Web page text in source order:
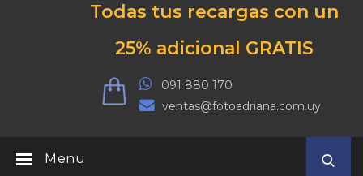
Todas tus recargas con un
25% adicional GRATIS
091 880 170
ventas@fotoadriana.com.uy
Menu